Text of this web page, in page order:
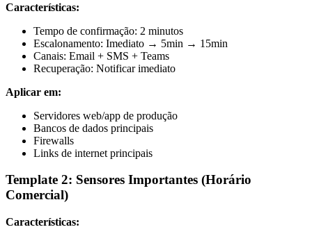
Características:
Tempo de confirmação: 2 minutos
Escalonamento: Imediato → 5min → 15min
Canais: Email + SMS + Teams
Recuperação: Notificar imediato
Aplicar em:
Servidores web/app de produção
Bancos de dados principais
Firewalls
Links de internet principais
Template 2: Sensores Importantes (Horário
Comercial)
Características: